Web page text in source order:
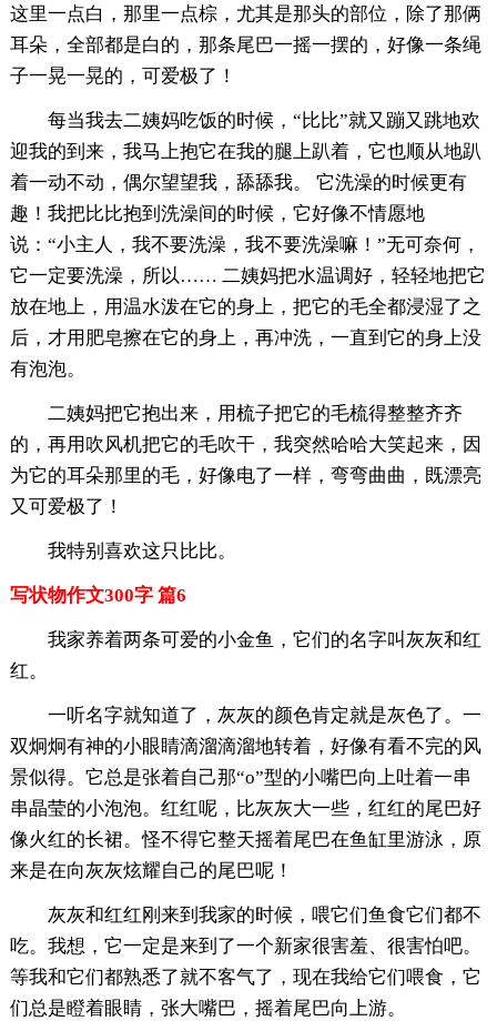
这里一点白，那里一点棕，尤其是那头的部位，除了那俩
耳朵，全部都是白的，那条尾巴一摇一摆的，好像一条绳
子一晃一晃的，可爱极了！
每当我去二姨妈吃饭的时候，“比比”就又蹦又跳地欢
迎我的到来，我马上抱它在我的腿上趴着，它也顺从地趴
着一动不动，偶尔望望我，舔舔我。 它洗澡的时候更有
趣！我把比比抱到洗澡间的时候，它好像不情愿地
说：“小主人，我不要洗澡，我不要洗澡嘛！”无可奈何，
它一定要洗澡，所以…… 二姨妈把水温调好，轻轻地把它
放在地上，用温水泼在它的身上，把它的毛全都浸湿了之
后，才用肥皂擦在它的身上，再冲洗，一直到它的身上没
有泡泡。
二姨妈把它抱出来，用梳子把它的毛梳得整整齐齐
的，再用吹风机把它的毛吹干，我突然哈哈大笑起来，因
为它的耳朵那里的毛，好像电了一样，弯弯曲曲，既漂亮
又可爱极了！
我特别喜欢这只比比。
写状物作文300字 篇6
我家养着两条可爱的小金鱼，它们的名字叫灰灰和红
红。
一听名字就知道了，灰灰的颜色肯定就是灰色了。一
双炯炯有神的小眼睛滴溜滴溜地转着，好像有看不完的风
景似得。它总是张着自己那“o”型的小嘴巴向上吐着一串
串晶莹的小泡泡。红红呢，比灰灰大一些，红红的尾巴好
像火红的长裙。怪不得它整天摇着尾巴在鱼缸里游泳，原
来是在向灰灰炫耀自己的尾巴呢！
灰灰和红红刚来到我家的时候，喂它们鱼食它们都不
吃。我想，它一定是来到了一个新家很害羞、很害怕吧。
等我和它们都熟悉了就不客气了，现在我给它们喂食，它
们总是瞪着眼睛，张大嘴巴，摇着尾巴向上游。